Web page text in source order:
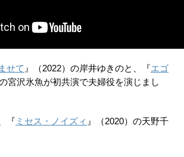
せて 』（2022）の岸井ゆきのと、『エゴ
宮沢氷魚が初共演で夫婦役を演じまし
『 ミセス・ノイズィ 』（2020）の天野千